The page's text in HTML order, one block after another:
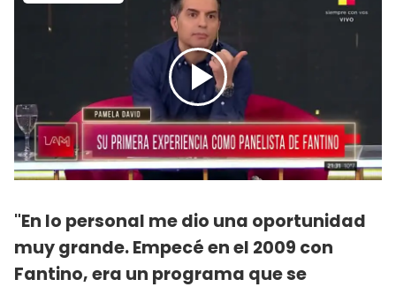
"En lo personal me dio una oportunidad
muy grande. Empecé en el 2009 con
Fantino, era un programa que se